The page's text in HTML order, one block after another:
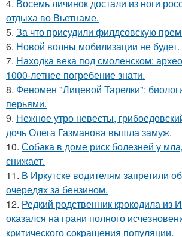
4. Восемь личинок достали из ноги
отдыха во Вьетнаме.
5. За что присудили филдсовскую
6. Новой волны мобилизации не будет.
7. Находка века под смоленском:
1000-летнее погребение знати.
8. Феномен "Лицевой Тарелки":
перьями.
9. Нежное утро невесты,
дочь Олега Газманова вышла замуж.
10. Собака в доме риск болезней у
снижает.
11. В Иркутске водителям запретили
очередях за бензином.
12. Редкий родственник крокодила из
оказался на грани полного
критического сокращения популяции.